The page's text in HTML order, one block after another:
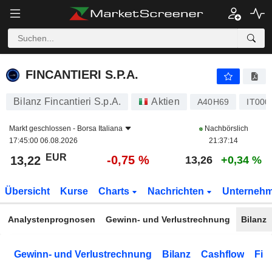
FINCANTIERI S.P.A.
FINCANTIERI S.P.A.
Bilanz Fincantieri S.p.A. Aktien A40H69
Markt geschlossen - Borsa Italiana
17:45:00 06.08.2026
Nachbörslich
21:37:14
13,22 EUR -0,75 % 13,26 +0,34 %
Übersicht Kurse Charts Nachrichten
Analystenprognosen Gewinn- und Verlustrechnung Bilanz
Gewinn- und Verlustrechnung Bilanz Cashflow